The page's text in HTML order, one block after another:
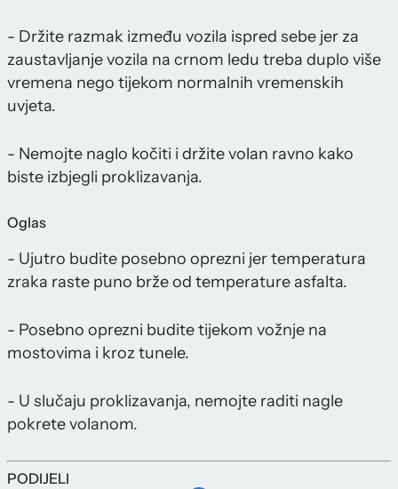
- Držite razmak između vozila ispred sebe jer za
zaustavljanje vozila na crnom ledu treba duplo više
vremena nego tijekom normalnih vremenskih
uvjeta.
- Nemojte naglo kočiti i držite volan ravno kako
biste izbjegli proklizavanja.
Oglas
- Ujutro budite posebno oprezni jer temperatura
zraka raste puno brže od temperature asfalta.
- Posebno oprezni budite tijekom vožnje na
mostovima i kroz tunele.
- U slučaju proklizavanja, nemojte raditi nagle
pokrete volanom.
PODIJELI